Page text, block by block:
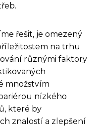
řešit, je omezený
na trhu
různými faktory
množstvím
nízkého
které by
znalostí a zlepšení